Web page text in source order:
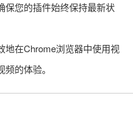
保您的插件始终保持最新状
地在Chrome浏览器中使用视
的体验。